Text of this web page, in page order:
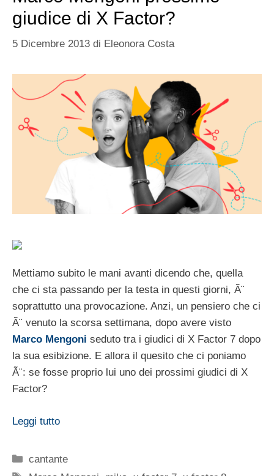
giudice di X Factor?
5 Dicembre 2013 di Eleonora Costa
Mettiamo subito le mani avanti dicendo che, quella
che ci sta passando per la testa in questi giorni, Ã¨
soprattutto una provocazione. Anzi, un pensiero che ci
Ã¨ venuto la scorsa settimana, dopo avere visto
Marco Mengoni seduto tra i giudici di X Factor 7 dopo
la sua esibizione. E allora il quesito che ci poniamo
Ã¨: se fosse proprio lui uno dei prossimi giudici di X
Factor?
Leggi tutto
Categorie
cantante